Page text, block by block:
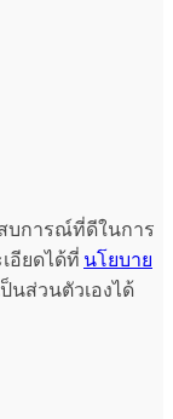
บการณ์ที่ดีในการ
อียดได้ที่ นโยบาย
นส่วนตัวเองได้